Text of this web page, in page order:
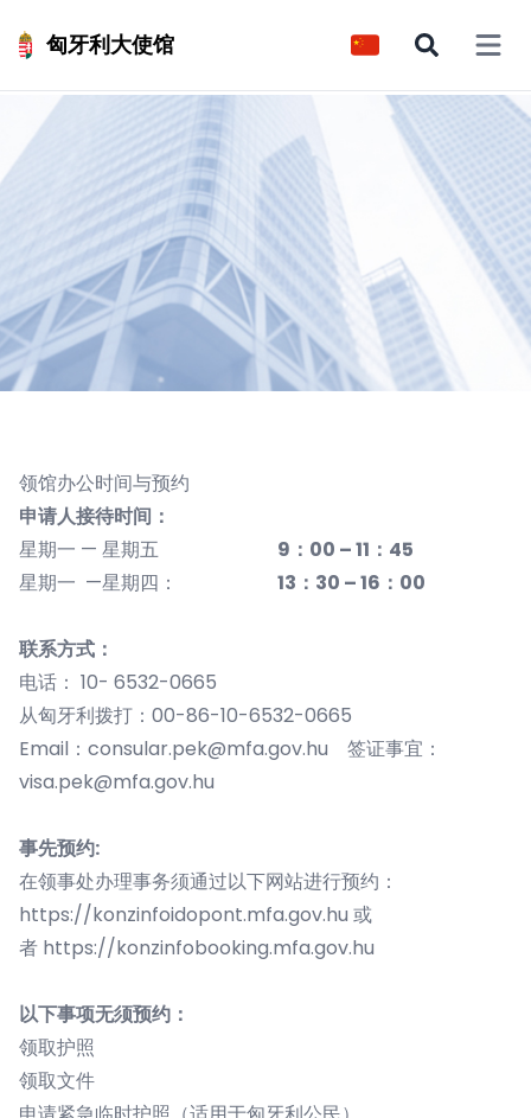
匈牙利大使馆 Open
领馆办公时间与预约
申请人接待时间：
星期一 — 星期五 9：00 – 11：45
星期一 —星期四： 13：30 – 16：00
联系方式：
电话： 10- 6532-0665
从匈牙利拨打：00-86-10-6532-0665
Email： consular.pek@mfa.gov.hu 签证事宜：
visa.pek@mfa.gov.hu
事先预约:
在领事处办理事务须通过以下网站进行预约：
https://konzinfoidopont.mfa.gov.hu 或
者 https://konzinfobooking.mfa.gov.hu
以下事项无须预约：
领取护照
领取文件